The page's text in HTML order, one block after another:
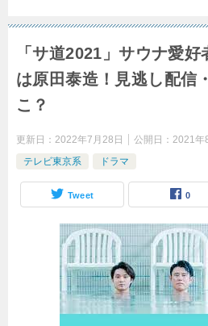
「サ道2021」サウナ愛
は原田泰造！見逃し配信
こ？
更新日： 2022年7月28日 公開日： 2021年
テレビ東京系
ドラマ
Tweet 0